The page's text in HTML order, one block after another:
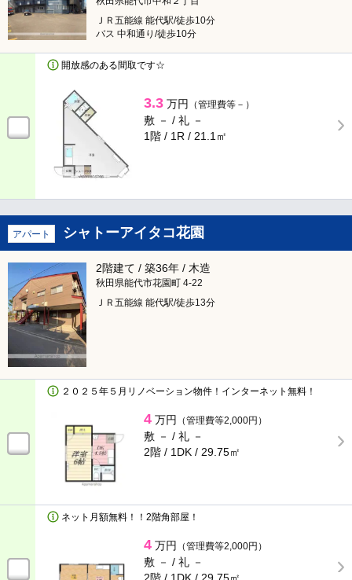
ＪＲ五能線 能代駅/徒歩10分
バス 中和通り/徒歩10分
開放感のある間取です☆
3.3 万円 （管理費等－）
敷 － / 礼 －
1階 / 1R / 21.1㎡
アパート シャトーアイタコ花園
2階建て / 築36年 / 木造
秋田県能代市花園町 4-22
ＪＲ五能線 能代駅/徒歩13分
２０２５年５月リノベーション物件！インターネット無料！
4 万円 （管理費等2,000円）
敷 － / 礼 －
2階 / 1DK / 29.75㎡
ネット月額無料！！2階角部屋！
4 万円 （管理費等2,000円）
敷 － / 礼 －